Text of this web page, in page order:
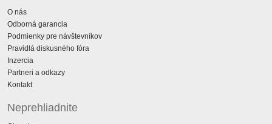
O nás
Odborná garancia
Podmienky pre návštevníkov
Pravidlá diskusného fóra
Inzercia
Partneri a odkazy
Kontakt
Neprehliadnite